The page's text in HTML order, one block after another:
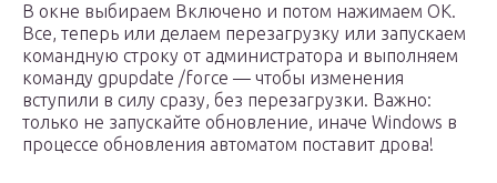
В окне выбираем Включено и потом нажимаем ОК.
Все, теперь или делаем перезагрузку или запускаем
командную строку от администратора и выполняем
команду gpupdate /force — чтобы изменения
вступили в силу сразу, без перезагрузки. Важно:
только не запускайте обновление, иначе Windows в
процессе обновления автоматом поставит дрова!